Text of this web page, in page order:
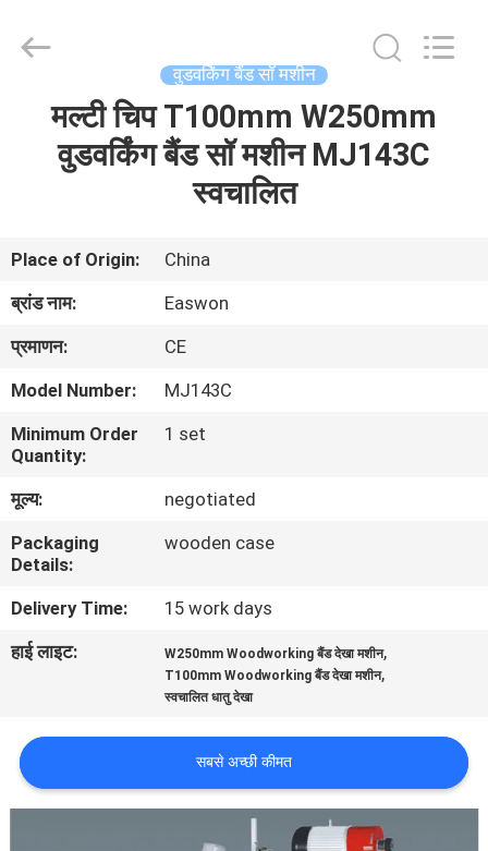
हमारे
बारे
में
कारखाना
भ्रमण
गुणवत्ता
नियंत्रण
संपर्क
करें
समाचार
एक
Export
वुडवर्किंग बैंड सॉ मशीन
मल्टी चिप T100mm W250mm
वुडवर्किंग बैंड सॉ मशीन MJ143C
स्वचालित
Place of Origin:
China
ब्रांड नाम:
Easwon
प्रमाणन:
CE
Model Number:
MJ143C
Minimum Order
Quantity:
1 set
मूल्य:
negotiated
Packaging
Details:
wooden case
Delivery Time:
15 work days
हाई लाइट:
W250mm Woodworking बैंड देखा मशीन,
T100mm Woodworking बैंड देखा मशीन,
स्वचालित धातु देखा
सबसे अच्छी कीमत